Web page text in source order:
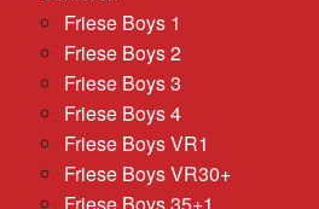
Friese Boys 1
Friese Boys 2
Friese Boys 3
Friese Boys 4
Friese Boys VR1
Friese Boys VR30+
Friese Boys 35+1